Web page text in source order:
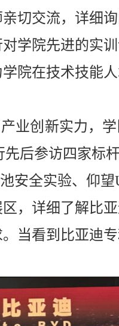
切交流，详细
学院先进的实
院在技术技能
业创新实力，
后参访四家标杆
安全实验、仰
，详细了解比
当看到比亚迪